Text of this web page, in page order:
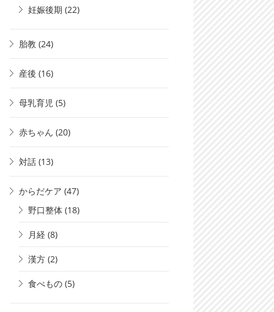
妊娠後期 (22)
胎教 (24)
産後 (16)
母乳育児 (5)
赤ちゃん (20)
対話 (13)
からだケア (47)
野口整体 (18)
月経 (8)
漢方 (2)
食べもの (5)